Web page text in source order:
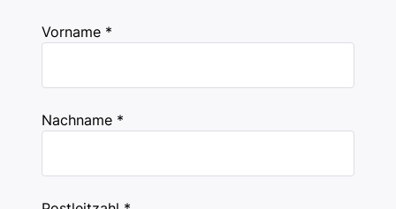
Vorname *
Nachname *